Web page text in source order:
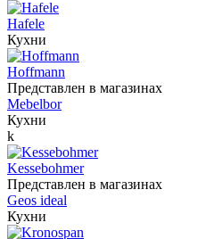
Hafele
Кухни
Hoffmann
Представлен в магазинах
Mebelbor
Кухни
k
Kessebohmer
Представлен в магазинах
Geos ideal
Кухни